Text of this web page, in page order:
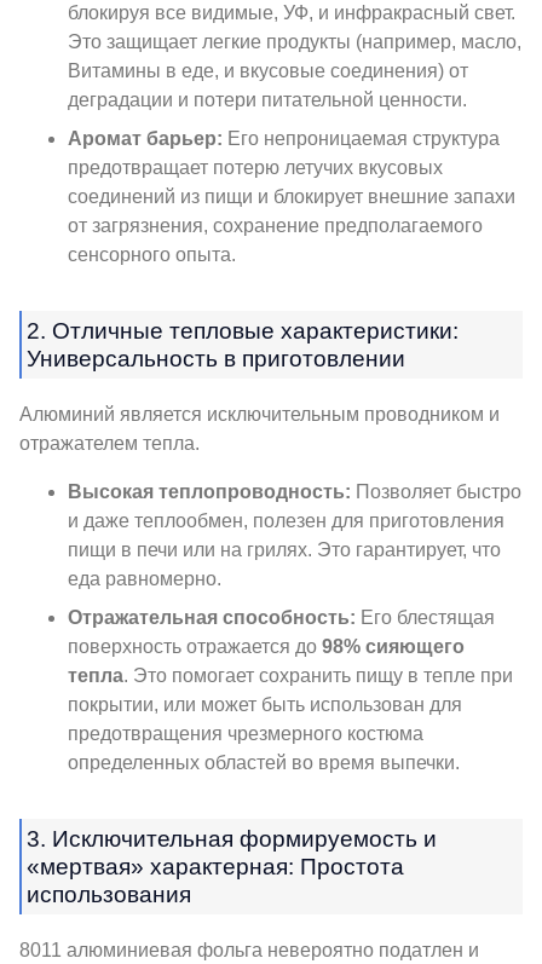
блокируя все видимые, УФ, и инфракрасный свет.
Это защищает легкие продукты (например, масло,
Витамины в еде, и вкусовые соединения) от
деградации и потери питательной ценности.
Аромат барьер: Его непроницаемая структура
предотвращает потерю летучих вкусовых
соединений из пищи и блокирует внешние запахи
от загрязнения, сохранение предполагаемого
сенсорного опыта.
2. Отличные тепловые характеристики:
Универсальность в приготовлении
Алюминий является исключительным проводником и
отражателем тепла.
Высокая теплопроводность: Позволяет быстро
и даже теплообмен, полезен для приготовления
пищи в печи или на грилях. Это гарантирует, что
еда равномерно.
Отражательная способность: Его блестящая
поверхность отражается до 98% сияющего
тепла. Это помогает сохранить пищу в тепле при
покрытии, или может быть использован для
предотвращения чрезмерного костюма
определенных областей во время выпечки.
3. Исключительная формируемость и
«мертвая» характерная: Простота
использования
8011 алюминиевая фольга невероятно податлен и